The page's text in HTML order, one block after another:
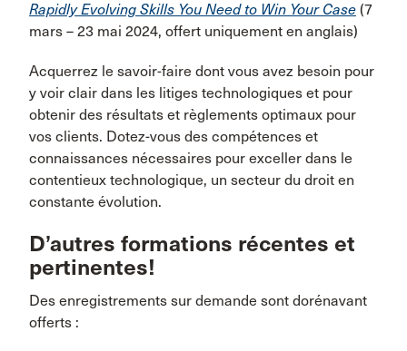
Rapidly Evolving Skills You Need to Win Your Case (7
mars – 23 mai 2024, offert uniquement en anglais)
Acquerrez le savoir-faire dont vous avez besoin pour
y voir clair dans les litiges technologiques et pour
obtenir des résultats et règlements optimaux pour
vos clients. Dotez-vous des compétences et
connaissances nécessaires pour exceller dans le
contentieux technologique, un secteur du droit en
constante évolution.
D’autres formations récentes et
pertinentes!
Des enregistrements sur demande sont dorénavant
offerts :